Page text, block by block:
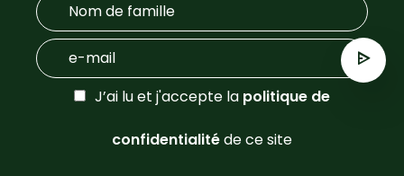
J’ai lu et j'accepte la politique de
confidentialitéde ce site